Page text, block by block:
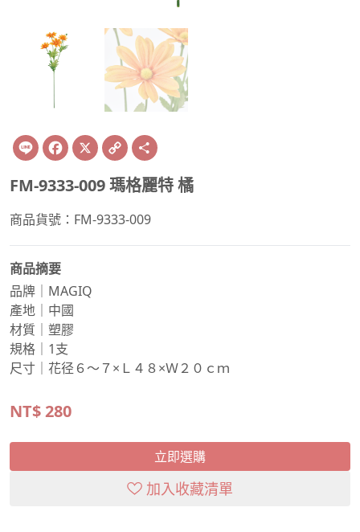
Line Facebook
X Copy
Link
FM-9333-009 瑪格麗特 橘
商品貨號：FM-9333-009
商品摘要
品牌｜MAGIQ
產地｜中國
材質｜塑膠
規格｜1支
尺寸｜花径６～７×Ｌ４８×Ｗ２０ｃｍ
NT$280
立即選購
加入收藏清單